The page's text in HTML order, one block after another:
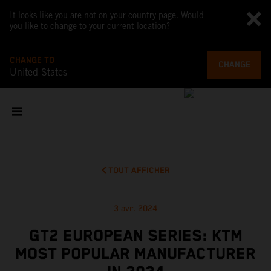
It looks like you are not on your country page. Would
you like to change to your current location?
CHANGE TO
United States
CHANGE
TOUT AFFICHER
3 avr. 2024
GT2 EUROPEAN SERIES: KTM
MOST POPULAR MANUFACTURER